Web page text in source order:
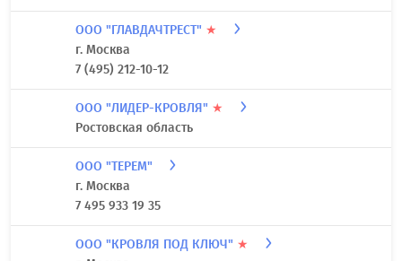
ООО "ГЛАВДАЧТРЕСТ" ★
г. Москва
7 (495) 212-10-12
ООО "ЛИДЕР-КРОВЛЯ" ★
Ростовская область
ООО "ТЕРЕМ"
г. Москва
7 495 933 19 35
ООО "КРОВЛЯ ПОД КЛЮЧ" ★